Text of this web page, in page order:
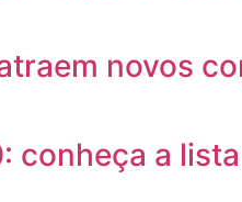
novos
conheça a